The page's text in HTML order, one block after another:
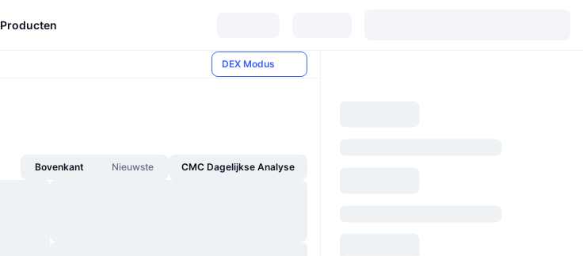
Producten
DEX Modus
Bovenkant Nieuwste CMC Dagelijkse Analyse